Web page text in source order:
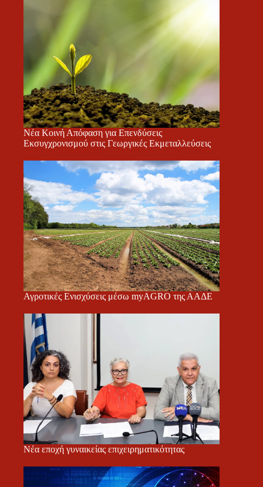
Νέα Κοινή Απόφαση για Επενδύσεις
Εκσυγχρονισμού στις Γεωργικές Εκμεταλλεύσεις
Αγροτικές Ενισχύσεις μέσω myAGRO της ΑΑΔΕ
Νέα εποχή γυναικείας επιχειρηματικότητας